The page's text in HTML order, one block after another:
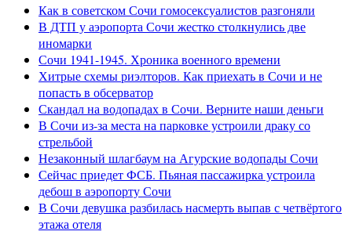
Как в советском Сочи гомосексуалистов разгоняли
В ДТП у аэропорта Сочи жестко столкнулись две
иномарки
Сочи 1941-1945. Хроника военного времени
Хитрые схемы риэлторов. Как приехать в Сочи и не
попасть в обсерватор
Скандал на водопадах в Сочи. Верните наши деньги
В Сочи из-за места на парковке устроили драку со
стрельбой
Незаконный шлагбаум на Агурские водопады Сочи
Сейчас приедет ФСБ. Пьяная пассажирка устроила
дебош в аэропорту Сочи
В Сочи девушка разбилась насмерть выпав с четвёртого
этажа отеля